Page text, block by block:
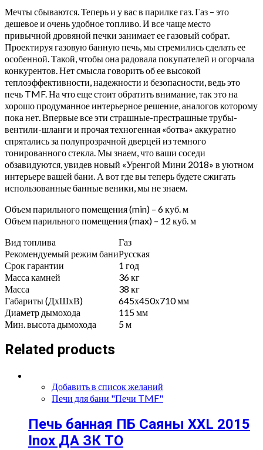
Мечты сбываются. Теперь и у вас в парилке газ. Газ – это
дешевое и очень удобное топливо. И все чаще место
привычной дровяной печки занимает ее газовый собрат.
Проектируя газовую банную печь, мы стремились сделать ее
особенной. Такой, чтобы она радовала покупателей и огорчала
конкурентов. Нет смысла говорить об ее высокой
теплоэффективности, надежности и безопасности, ведь это
печь TMF. На что еще стоит обратить внимание, так это на
хорошо продуманное интерьерное решение, аналогов которому
пока нет. Впервые все эти страшные-престрашные трубы-
вентили-шланги и прочая техногенная «ботва» аккуратно
спрятались за полупрозрачной дверцей из темного
тонированного стекла. Мы знаем, что ваши соседи
обзавидуются, увидев новый «Уренгой Мини 2018» в уютном
интерьере вашей бани. А вот где вы теперь будете сжигать
использованные банные веники, мы не знаем.
Объем парильного помещения (min) – 6 куб. м
Объем парильного помещения (max) – 12 куб. м
Вид топлива
Газ
Рекомендуемый режим баниРусская
Срок гарантии
1 год
Масса камней
36 кг
Масса
38 кг
Габариты (ДхШхВ)
645х450х710 мм
Диаметр дымохода
115 мм
Мин. высота дымохода
5 м
Related products
Добавить в список желаний
Печи для бани "Печи TMF"
Печь банная ПБ Саяны XXL 2015
Inox ДА ЗК ТО